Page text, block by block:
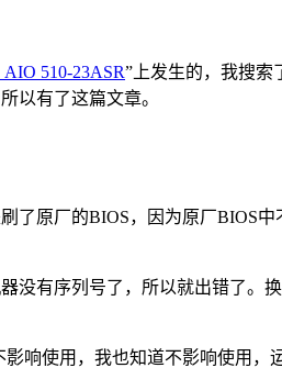
510-23ASR”上发生的，我搜索
以有了这篇文章。
了原厂的BIOS，因为原厂BIOS
没有序列号了，所以就出错了。
响使用，我也知道不影响使用